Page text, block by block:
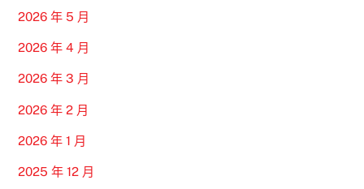
2026 年 5 月
2026 年 4 月
2026 年 3 月
2026 年 2 月
2026 年 1 月
2025 年 12 月